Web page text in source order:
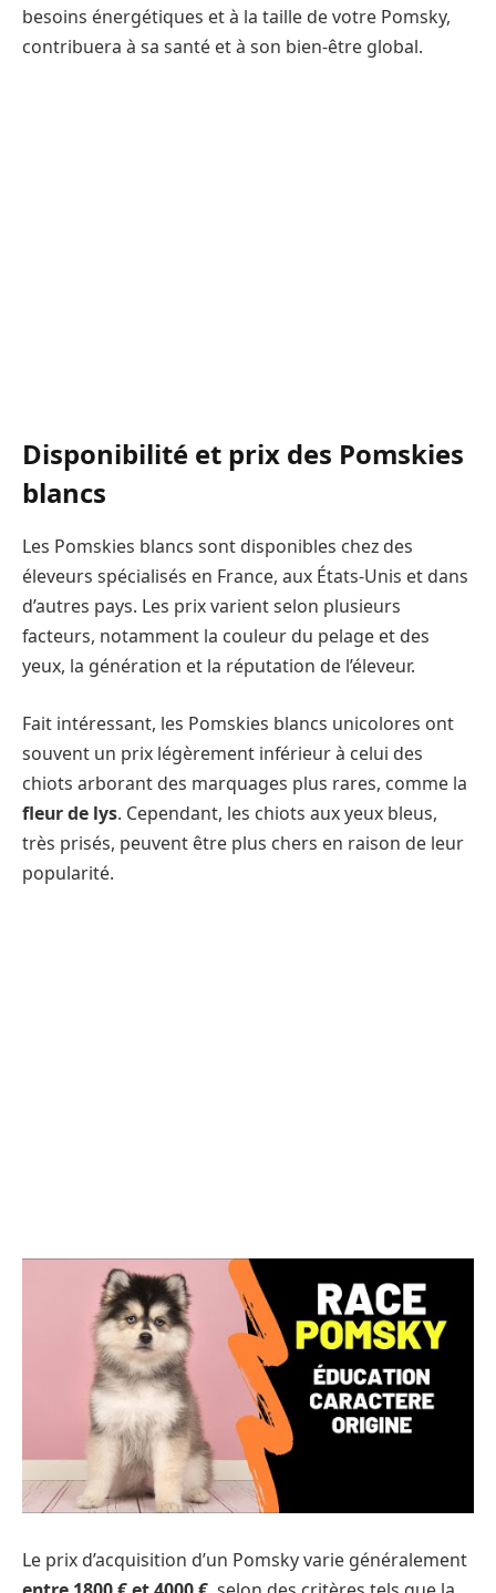
besoins énergétiques et à la taille de votre Pomsky,
contribuera à sa santé et à son bien-être global.
Disponibilité et prix des Pomskies
blancs
Les Pomskies blancs sont disponibles chez des
éleveurs spécialisés en France, aux États-Unis et dans
d’autres pays. Les prix varient selon plusieurs
facteurs, notamment la couleur du pelage et des
yeux, la génération et la réputation de l’éleveur.
Fait intéressant, les Pomskies blancs unicolores ont
souvent un prix légèrement inférieur à celui des
chiots arborant des marquages plus rares, comme la
fleur de lys. Cependant, les chiots aux yeux bleus,
très prisés, peuvent être plus chers en raison de leur
popularité.
Le prix d’acquisition d’un Pomsky varie généralement